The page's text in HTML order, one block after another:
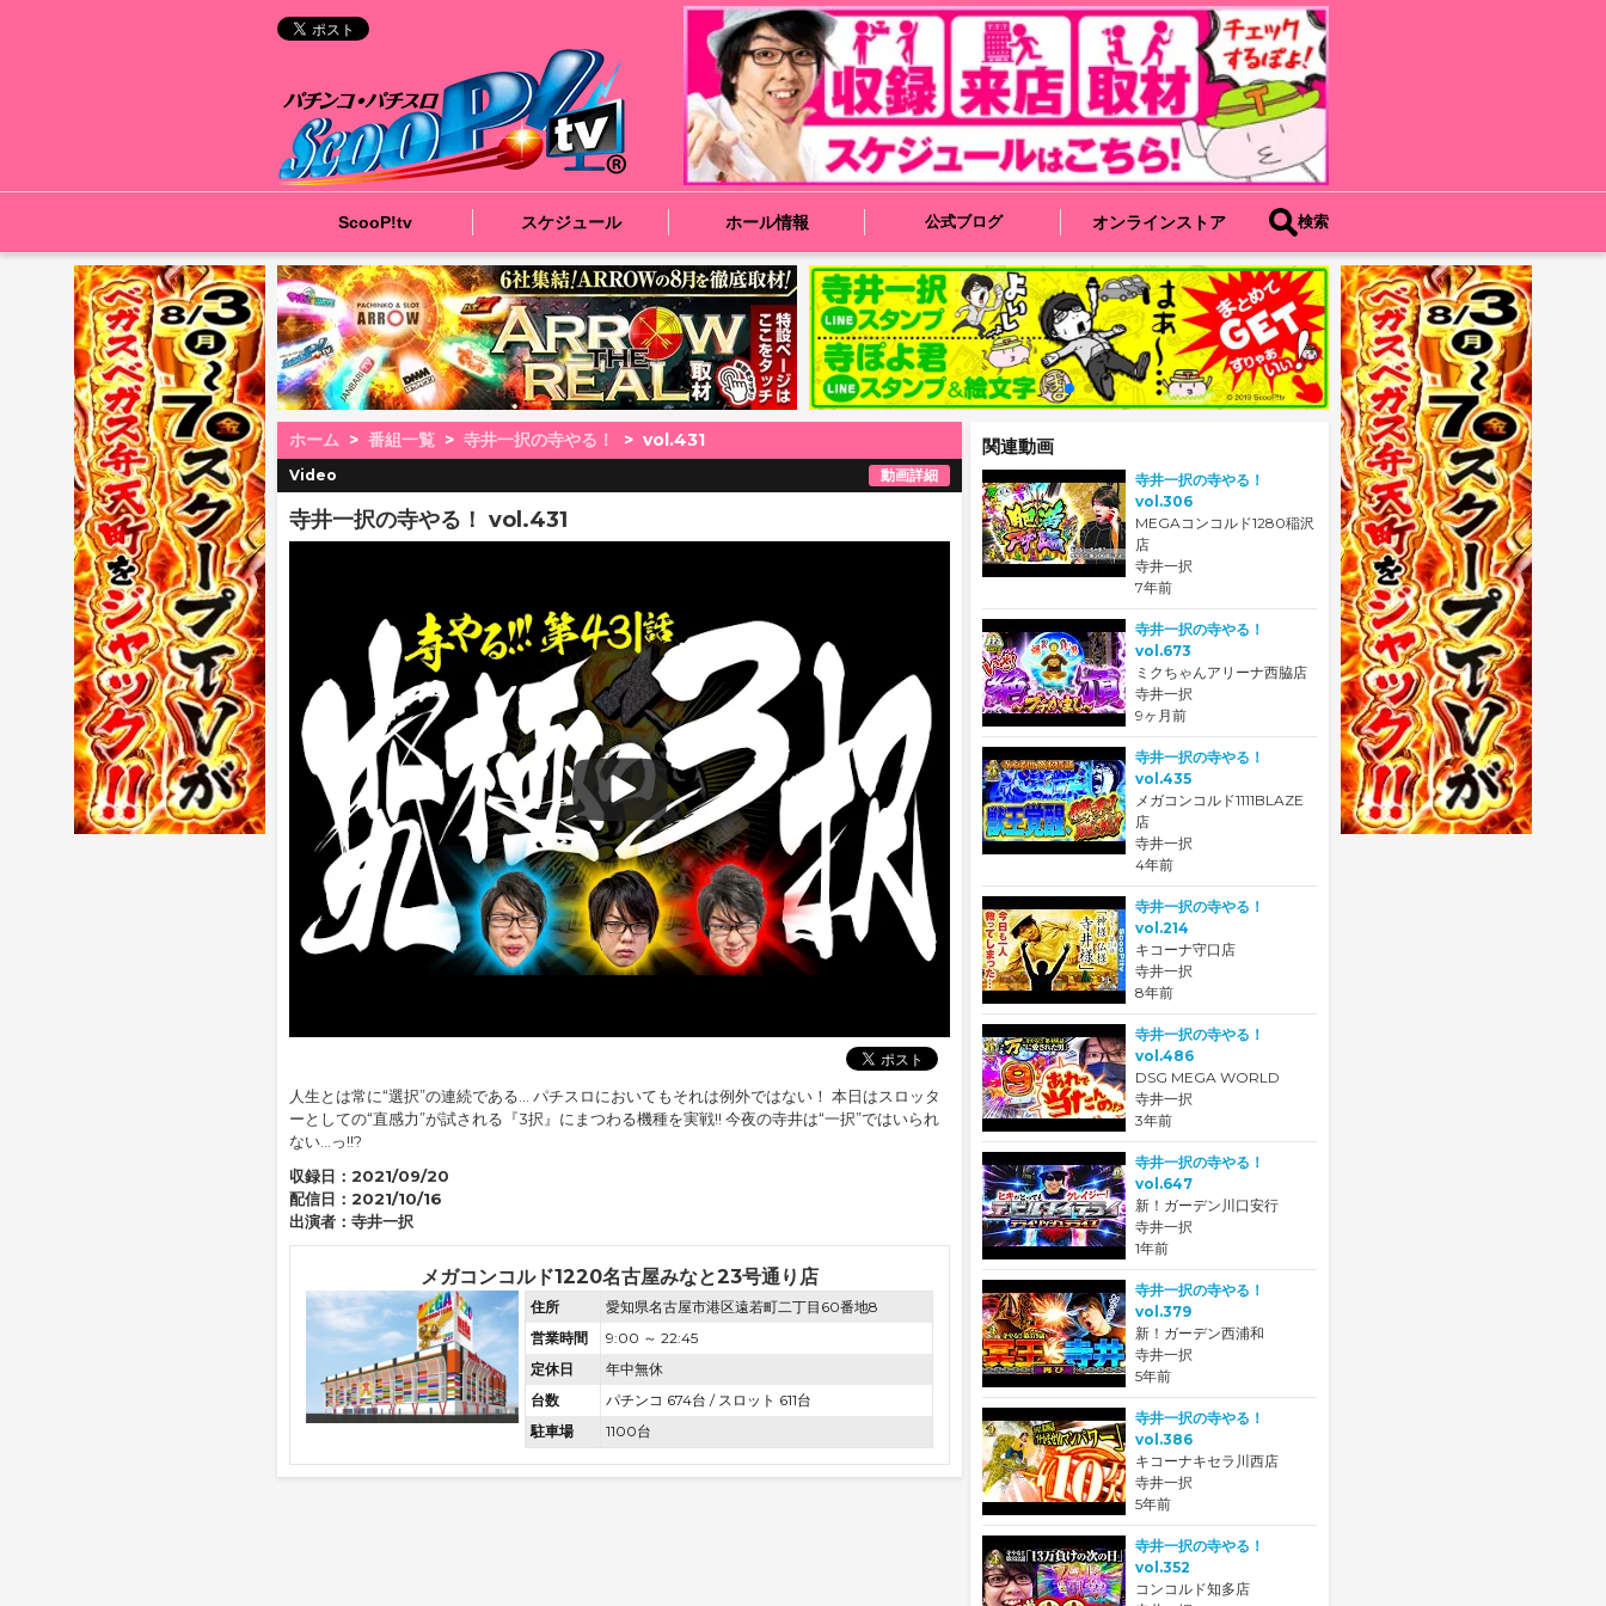
ScooP!tv スケジュール ホール情報 公式ブログ オンラインストア 検索
ホーム 番組一覧 寺井一択の寺やる！ vol.431
Video 動画詳細
寺井一択の寺やる！ vol.431
人生とは常に“選択”の連続である… パチスロにおいてもそれは例外ではない！ 本日はスロッタ
ーとしての“直感力”が試される『3択』にまつわる機種を実戦!! 今夜の寺井は“一択”ではいられ
ない…っ!!?
収録日： 2021/09/20
配信日： 2021/10/16
出演者： 寺井一択
メガコンコルド1220名古屋みなと23号通り店
住所
愛知県名古屋市港区遠若町二丁目60番地8
営業時間
9:00 ～ 22:45
定休日
年中無休
台数
パチンコ 674台 / スロット 611台
駐車場
1100台
関連動画
寺井一択の寺やる！
vol.306
MEGAコンコルド1280稲沢
店
寺井一択
7年前
寺井一択の寺やる！
vol.673
ミクちゃんアリーナ西脇店
寺井一択
9ヶ月前
寺井一択の寺やる！
vol.435
メガコンコルド1111BLAZE
店
寺井一択
4年前
寺井一択の寺やる！
vol.214
キコーナ守口店
寺井一択
8年前
寺井一択の寺やる！
vol.486
DSG MEGA WORLD
寺井一択
3年前
寺井一択の寺やる！
vol.647
新！ガーデン川口安行
寺井一択
1年前
寺井一択の寺やる！
vol.379
新！ガーデン西浦和
寺井一択
5年前
寺井一択の寺やる！
vol.386
キコーナキセラ川西店
寺井一択
5年前
寺井一択の寺やる！
vol.352
コンコルド知多店